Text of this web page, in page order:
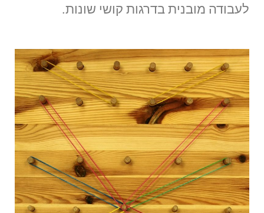
לעבודה מובנית בדרגות קושי שונות.